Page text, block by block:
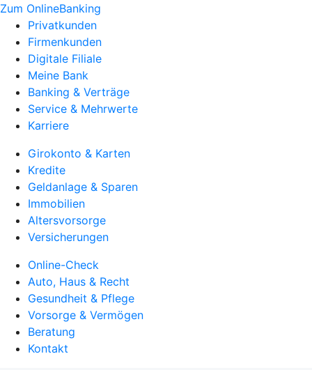
Zum OnlineBanking
Privatkunden
Firmenkunden
Digitale Filiale
Meine Bank
Banking & Verträge
Service & Mehrwerte
Karriere
Girokonto & Karten
Kredite
Geldanlage & Sparen
Immobilien
Altersvorsorge
Versicherungen
Online-Check
Auto, Haus & Recht
Gesundheit & Pflege
Vorsorge & Vermögen
Beratung
Kontakt